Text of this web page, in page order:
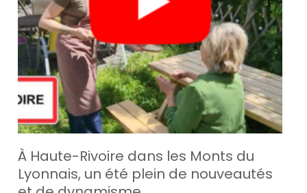
À Haute-Rivoire dans les Monts du
Lyonnais, un été plein de nouveautés